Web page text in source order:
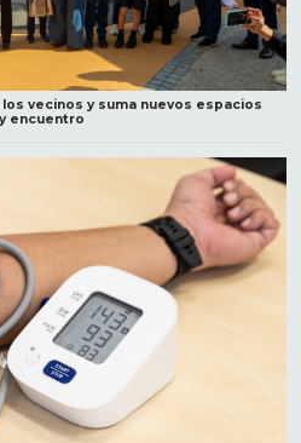
vecinos y suma nuevos espacios
encuentro